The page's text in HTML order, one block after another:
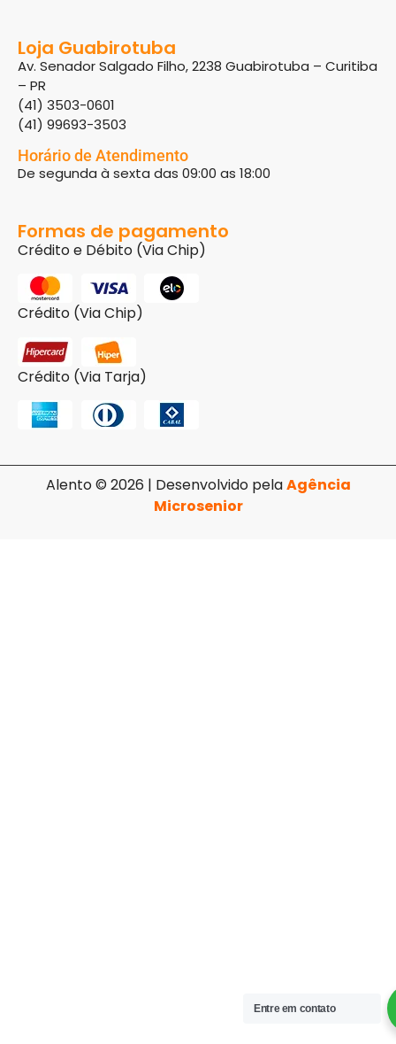
Loja Guabirotuba
Av. Senador Salgado Filho, 2238 Guabirotuba – Curitiba
– PR
(41) 3503-0601
(41) 99693-3503
Horário de Atendimento
De segunda à sexta das 09:00 as 18:00
Formas de pagamento
Crédito e Débito (Via Chip)
Crédito (Via Chip)
Crédito (Via Tarja)
Alento © 2026 | Desenvolvido pelaAgência
Microsenior
Entre em contato